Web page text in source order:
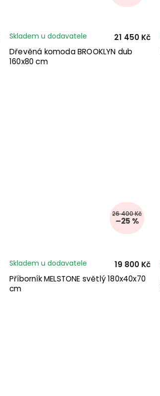
Dřevěná komoda BROOKLYN dub
160x80 cm
Skladem u dodavatele 21 450 Kč
26 400 Kč
–25 %
Příborník MELSTONE světlý 180x40x70
cm
Skladem u dodavatele 19 800 Kč